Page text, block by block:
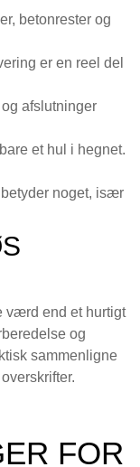
betonrester og
er en reel del
afslutninger
et hul i hegnet.
noget, især
værd end et hurtigt
og
sammenligne
FOR